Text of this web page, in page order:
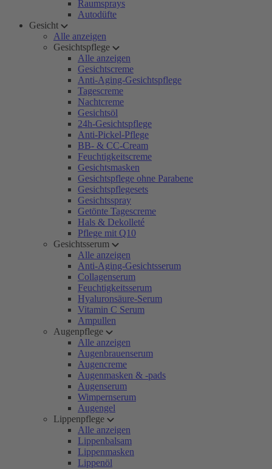
Raumsprays
Autodüfte
Gesicht
Alle anzeigen
Gesichtspflege
Alle anzeigen
Gesichtscreme
Anti-Aging-Gesichtspflege
Tagescreme
Nachtcreme
Gesichtsöl
24h-Gesichtspflege
Anti-Pickel-Pflege
BB- & CC-Cream
Feuchtigkeitscreme
Gesichtsmasken
Gesichtspflege ohne Parabene
Gesichtspflegesets
Gesichtsspray
Getönte Tagescreme
Hals & Dekolleté
Pflege mit Q10
Gesichtsserum
Alle anzeigen
Anti-Aging-Gesichtsserum
Collagenserum
Feuchtigkeitsserum
Hyaluronsäure-Serum
Vitamin C Serum
Ampullen
Augenpflege
Alle anzeigen
Augenbrauenserum
Augencreme
Augenmasken & -pads
Augenserum
Wimpernserum
Augengel
Lippenpflege
Alle anzeigen
Lippenbalsam
Lippenmasken
Lippenöl